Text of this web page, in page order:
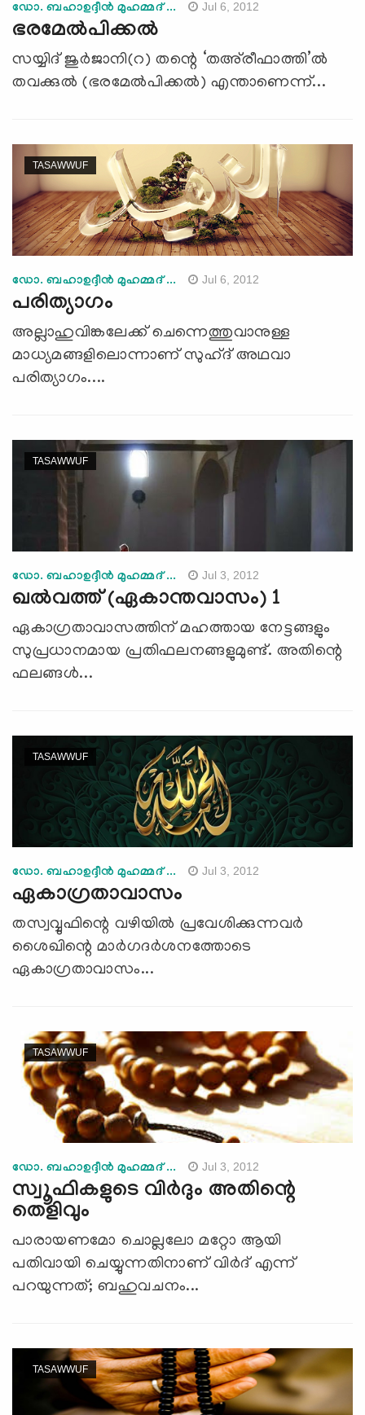
ഡോ. ബഹാഉദ്ദീന്‍ മുഹമ്മദ് ... Jul 6, 2012
ഭരമേല്‍പിക്കല്‍
സയ്യിദ് ജുര്‍ജാനി(റ) തന്റെ ‘തഅ്‌രീഫാത്തി’ല്‍
തവക്കുല്‍ (ഭരമേല്‍പിക്കല്‍) എന്താണെന്ന്...
TASAWWUF
ഡോ. ബഹാഉദ്ദീന്‍ മുഹമ്മദ് ... Jul 6, 2012
പരിത്യാഗം
അല്ലാഹുവിങ്കലേക്ക് ചെന്നെത്തുവാനുള്ള
മാധ്യമങ്ങളിലൊന്നാണ് സുഹ്ദ് അഥവാ
പരിത്യാഗം....
TASAWWUF
ഡോ. ബഹാഉദ്ദീന്‍ മുഹമ്മദ് ... Jul 3, 2012
ഖല്‍വത്ത് (ഏകാന്തവാസം) 1
ഏകാഗ്രതാവാസത്തിന് മഹത്തായ നേട്ടങ്ങളും
സുപ്രധാനമായ പ്രതിഫലനങ്ങളുമുണ്ട്. അതിന്റെ
ഫലങ്ങള്‍...
TASAWWUF
ഡോ. ബഹാഉദ്ദീന്‍ മുഹമ്മദ് ... Jul 3, 2012
ഏകാഗ്രതാവാസം
തസ്വവ്വുഫിന്റെ വഴിയില്‍ പ്രവേശിക്കുന്നവര്‍
ശൈഖിന്റെ മാര്‍ഗദര്‍ശനത്തോടെ
ഏകാഗ്രതാവാസം...
TASAWWUF
ഡോ. ബഹാഉദ്ദീന്‍ മുഹമ്മദ് ... Jul 3, 2012
സ്വൂഫികളുടെ വിര്‍ദും അതിന്റെ
തെളിവും
പാരായണമോ ചൊല്ലലോ മറ്റോ ആയി
പതിവായി ചെയ്യുന്നതിനാണ് വിര്‍ദ് എന്ന്
പറയുന്നത്; ബഹുവചനം...
TASAWWUF